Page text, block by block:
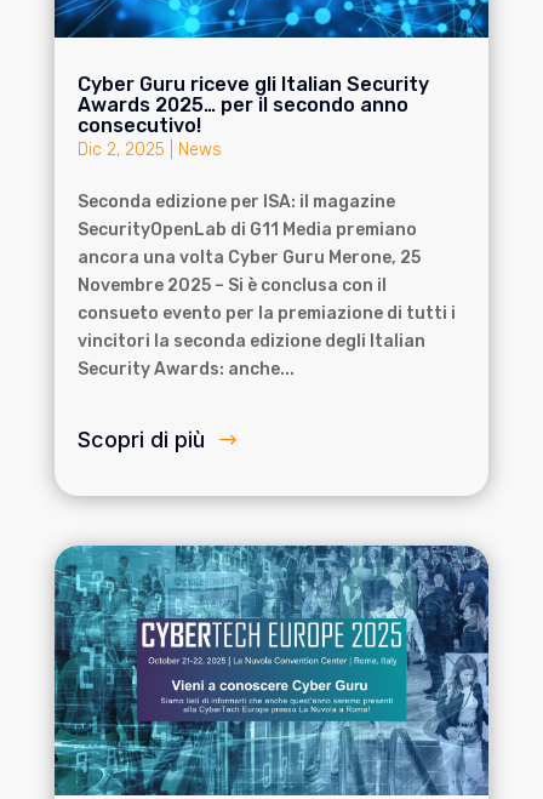
Cyber Guru riceve gli Italian Security
Awards 2025… per il secondo anno
consecutivo!
Dic 2, 2025 News
Seconda edizione per ISA: il magazine
SecurityOpenLab di G11 Media premiano
ancora una volta Cyber Guru Merone, 25
Novembre 2025 – Si è conclusa con il
consueto evento per la premiazione di tutti i
vincitori la seconda edizione degli Italian
Security Awards: anche...
Scopri di più